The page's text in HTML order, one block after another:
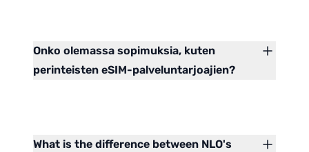
Onko olemassa sopimuksia, kuten
perinteisten eSIM-palveluntarjoajien?
What is the difference between NLO's